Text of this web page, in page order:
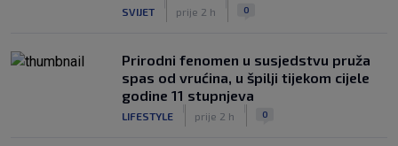
SVIJET prije 2 h 0
Prirodni fenomen u susjedstvu pruža
spas od vrućina, u špilji tijekom cijele
godine 11 stupnjeva
LIFESTYLE prije 2 h 0